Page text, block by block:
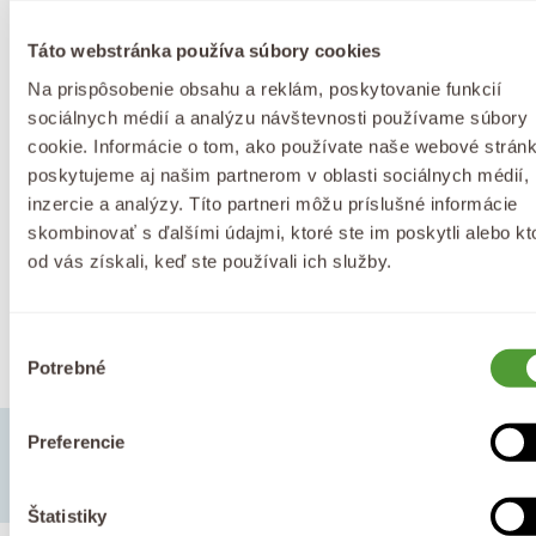
Táto webstránka používa súbory cookies
Na prispôsobenie obsahu a reklám, poskytovanie funkcií
sociálnych médií a analýzu návštevnosti používame súbory
cookie. Informácie o tom, ako používate naše webové
poskytujeme aj našim partnerom v oblasti sociálnych médií,
inzercie a analýzy. Títo partneri môžu príslušné informácie
skombinovať s ďalšími údajmi, ktoré ste im poskytli alebo
od vás získali, keď ste používali ich služby.
súhlasu
Potrebné
Preferencie
Štatistiky
už od 40 €
k nákupu nad 65 €
100% prírodná
BIO kozmetika
Vysoké hodnotenie
až 4,9 z 5 ⭐